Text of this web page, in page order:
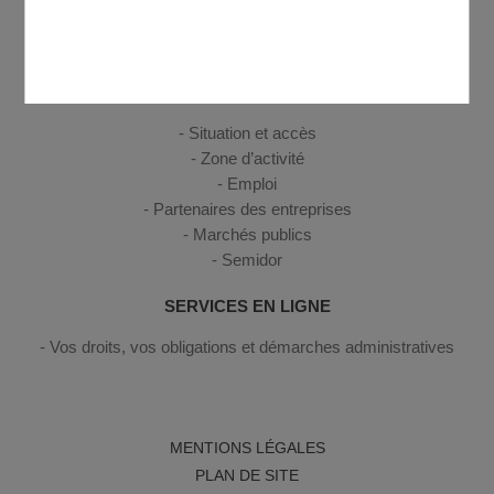
Situation et accès
Zone d’activité
Emploi
Partenaires des entreprises
Marchés publics
Semidor
SERVICES EN LIGNE
Vos droits, vos obligations et démarches administratives
MENTIONS LÉGALES
PLAN DE SITE